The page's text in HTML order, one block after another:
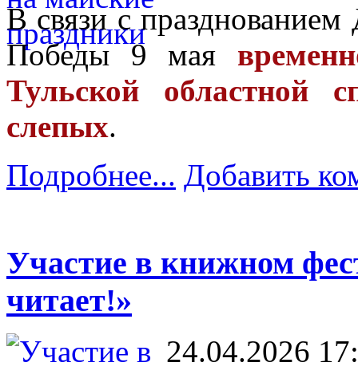
В связи с
Победы 9 мая
Тульской областной
слепых.
Подробнее... Добавить
Участие в книжном
читает!»
24.04.2026